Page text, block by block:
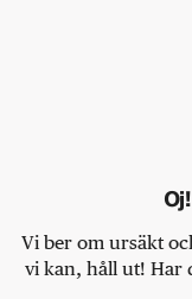
Vi ber om ursäkt
vi kan, håll ut! Har